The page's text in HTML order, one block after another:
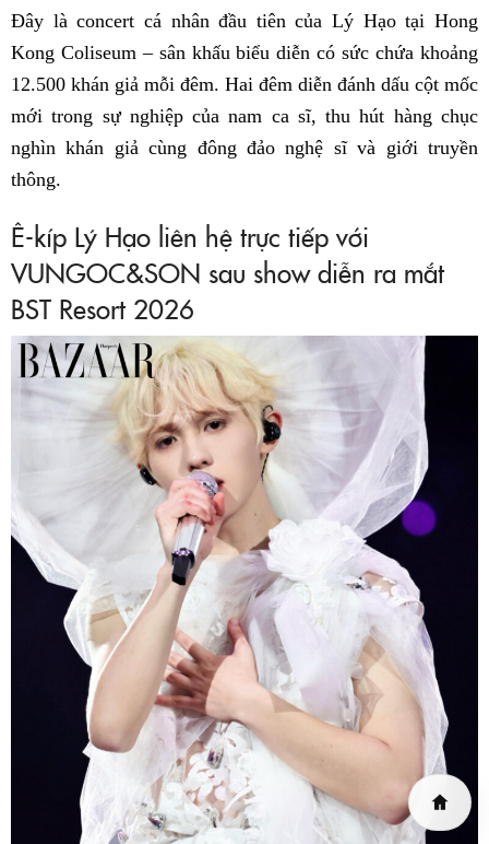
Đây là concert cá nhân đầu tiên của Lý Hạo tại Hong
Kong Coliseum – sân khấu biểu diễn có sức chứa khoảng
12.500 khán giả mỗi đêm. Hai đêm diễn đánh dấu cột mốc
mới trong sự nghiệp của nam ca sĩ, thu hút hàng chục
nghìn khán giả cùng đông đảo nghệ sĩ và giới truyền
thông.
Ê-kíp Lý Hạo liên hệ trực tiếp với
VUNGOC&SON sau show diễn ra mắt
BST Resort 2026